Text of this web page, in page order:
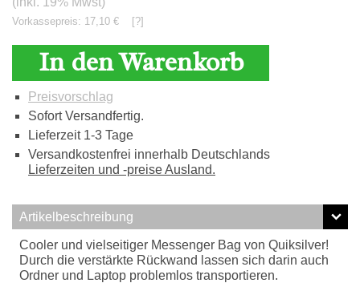
Vorkassepreis: 17,10 € [?]
In den Warenkorb
Preisvorschlag
Sofort Versandfertig.
Lieferzeit 1-3 Tage
Versandkostenfrei innerhalb Deutschlands
Lieferzeiten und -preise Ausland.
Artikelbeschreibung
Cooler und vielseitiger Messenger Bag von Quiksilver!
Durch die verstärkte Rückwand lassen sich darin auch
Ordner und Laptop problemlos transportieren.